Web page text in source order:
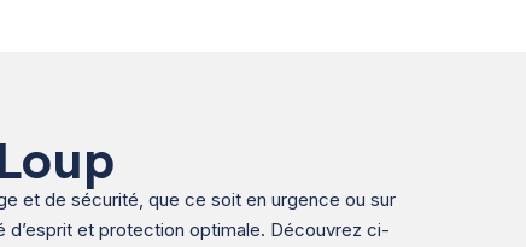
et de sécurité, que ce soit en urgence ou sur
et protection optimale. Découvrez ci-